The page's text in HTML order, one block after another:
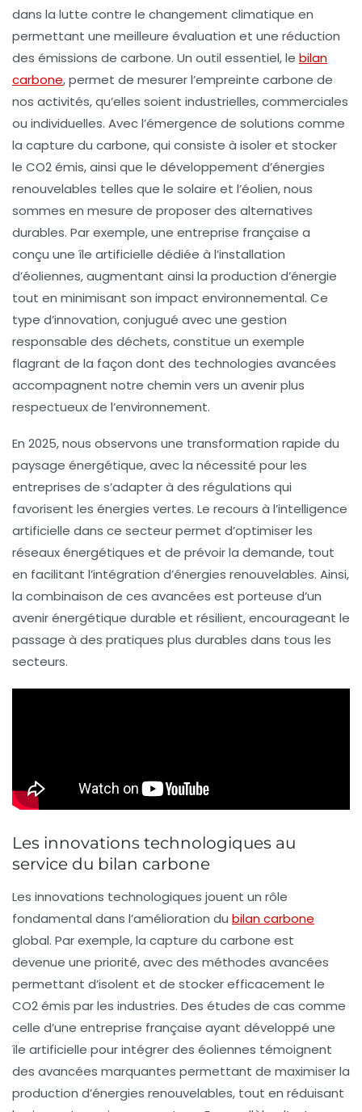
dans la lutte contre le changement climatique en
permettant une meilleure évaluation et une réduction
des émissions de carbone. Un outil essentiel, le bilan
carbone, permet de mesurer l’empreinte carbone de
nos activités, qu’elles soient industrielles, commerciales
ou individuelles. Avec l’émergence de solutions comme
la capture du carbone, qui consiste à isoler et stocker
le CO2 émis, ainsi que le développement d’énergies
renouvelables telles que le solaire et l’éolien, nous
sommes en mesure de proposer des alternatives
durables. Par exemple, une entreprise française a
conçu une île artificielle dédiée à l’installation
d’éoliennes, augmentant ainsi la production d’énergie
tout en minimisant son impact environnemental. Ce
type d’innovation, conjugué avec une gestion
responsable des déchets, constitue un exemple
flagrant de la façon dont des technologies avancées
accompagnent notre chemin vers un avenir plus
respectueux de l’environnement.
En 2025, nous observons une transformation rapide du
paysage énergétique, avec la nécessité pour les
entreprises de s’adapter à des régulations qui
favorisent les énergies vertes. Le recours à l’intelligence
artificielle dans ce secteur permet d’optimiser les
réseaux énergétiques et de prévoir la demande, tout
en facilitant l’intégration d’énergies renouvelables. Ainsi,
la combinaison de ces avancées est porteuse d’un
avenir énergétique durable et résilient, encourageant le
passage à des pratiques plus durables dans tous les
secteurs.
Les innovations technologiques au
service du bilan carbone
Les innovations technologiques jouent un rôle
fondamental dans l’amélioration du bilan carbone
global. Par exemple, la capture du carbone est
devenue une priorité, avec des méthodes avancées
permettant d’isolent et de stocker efficacement le
CO2émis par les industries. Des études de cas comme
celle d’une entreprise française ayant développé une
île artificielle pour intégrer des éoliennes témoignent
des avancées marquantes permettant de maximiser la
production d’énergies renouvelables, tout en réduisant